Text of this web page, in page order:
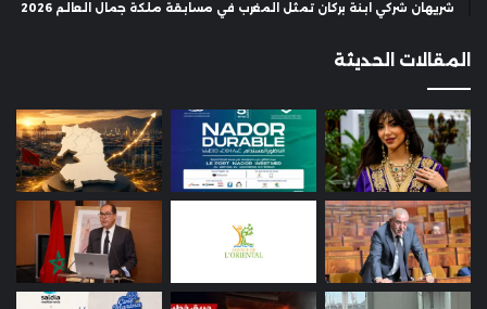
شريهان شركي ابنة بركان تمثل المغرب في مسابقة ملكة جمال العالم 2026
المقالات الحديثة